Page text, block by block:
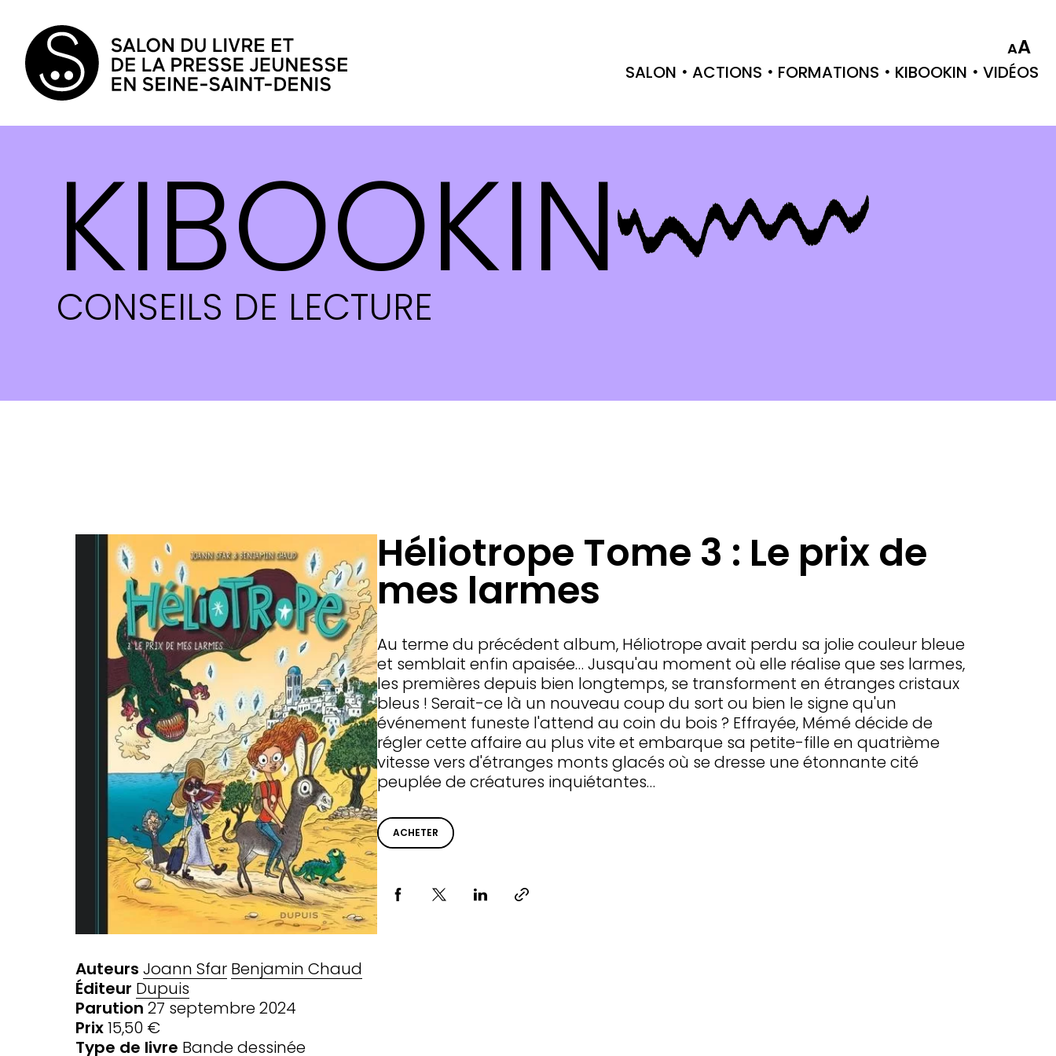
AA
SALON ACTIONS FORMATIONS KIBOOKIN VIDÉOS
KIBOOKIN
CONSEILS DE LECTURE
Héliotrope Tome 3 : Le prix de
mes larmes
Au terme du précédent album, Héliotrope avait perdu sa jolie couleur bleue
et semblait enfin apaisée… Jusqu'au moment où elle réalise que ses larmes,
les premières depuis bien longtemps, se transforment en étranges cristaux
bleus ! Serait-ce là un nouveau coup du sort ou bien le signe qu'un
événement funeste l'attend au coin du bois ? Effrayée, Mémé décide de
régler cette affaire au plus vite et embarque sa petite-fille en quatrième
vitesse vers d'étranges monts glacés où se dresse une étonnante cité
peuplée de créatures inquiétantes…
ACHETER
Partager via
Auteurs Joann Sfar Benjamin Chaud
Éditeur Dupuis
Parution 27 septembre 2024
Prix15,50 €
Type de livre Bande dessinée